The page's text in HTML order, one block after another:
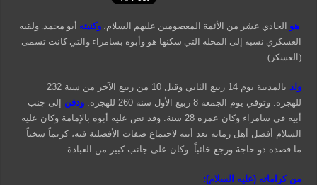
هو الحادي عشر من الأئمة المعصومين عليهم السلام،وكنيته أبو محمد. ولقبه
العسكري نسبة إلى المحلة التي سكنها هو وأبوه بسامراء والتي كانت تسمى
(العسكر).
ولد
بالمدينة يوم 14 ربيع الثاني وقيل 10 من ربيع الآخر من سنة 232
للهجرة. وتوفي يوم الجمعة 8 ربيع الأول سنة 260 للهجرة.
ودفن إلى جنب
أبيه في سامراء وكان عمره 28 سنة. وقد نص عليه أبوه بالإمامة وكان عليه
السلام أفضل أهل زمانه بعد أبيه لاجتماع صفات الأفضلية فيه، كريماً سخياً
ما قصده ذو حاجة ورجع خائباً. وكان على جانب كبير من العبادة.
من كراماته (عليه السلام):